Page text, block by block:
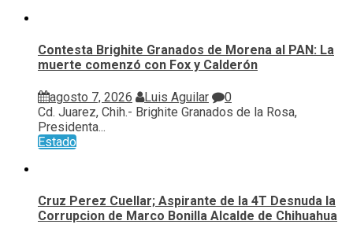
Contesta Brighite Granados de Morena al PAN: La
muerte comenzó con Fox y Calderón
agosto 7, 2026 Luis Aguilar
0
Cd. Juarez, Chih.- Brighite Granados de la Rosa,
Presidenta...
Estado
Cruz Perez Cuellar; Aspirante de la 4T Desnuda la
Corrupcion de Marco Bonilla Alcalde de Chihuahua